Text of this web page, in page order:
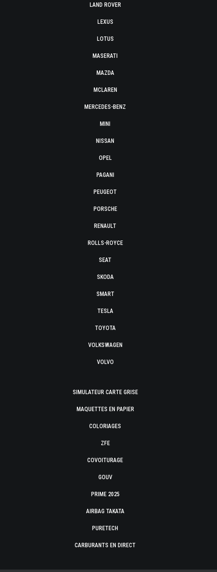
LAND ROVER
LEXUS
LOTUS
MASERATI
MAZDA
MCLAREN
MERCEDES-BENZ
MINI
NISSAN
OPEL
PAGANI
PEUGEOT
PORSCHE
RENAULT
ROLLS-ROYCE
SEAT
SKODA
SMART
TESLA
TOYOTA
VOLKSWAGEN
VOLVO
SIMULATEUR CARTE GRISE
MAQUETTES EN PAPIER
COLORIAGES
ZFE
COVOITURAGE
GOUV
PRIME 2025
AIRBAG TAKATA
PURETECH
CARBURANTS EN DIRECT